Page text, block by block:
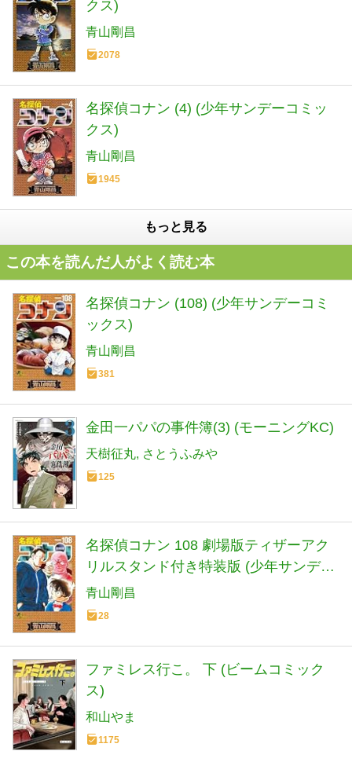
クス)
青山剛昌
2078
名探偵コナン (4) (少年サンデーコミッ
クス)
青山剛昌
1945
もっと見る
この本を読んだ人がよく読む本
名探偵コナン (108) (少年サンデーコミ
ックス)
青山剛昌
381
金田一パパの事件簿(3) (モーニングKC)
天樹征丸 さとうふみや
125
名探偵コナン 108 劇場版ティザーアク
リルスタンド付き特装版 (少年サンデー
コミックス)
青山剛昌
28
ファミレス行こ。 下 (ビームコミック
ス)
和山やま
1175